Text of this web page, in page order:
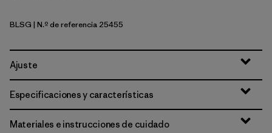
Blue Sage
BLSG | N.º de referencia 25455
Ajuste
Especificaciones y características
Materiales e instrucciones de cuidado